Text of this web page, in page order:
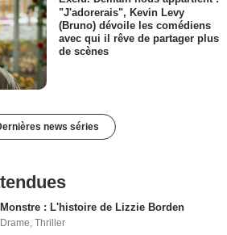
"J'adorerais", Kevin Levy
(Bruno) dévoile les comédiens
avec qui il rêve de partager plus
de scènes
news séries
Monstre : L'histoire de Lizzie Borden
Drame,Thriller